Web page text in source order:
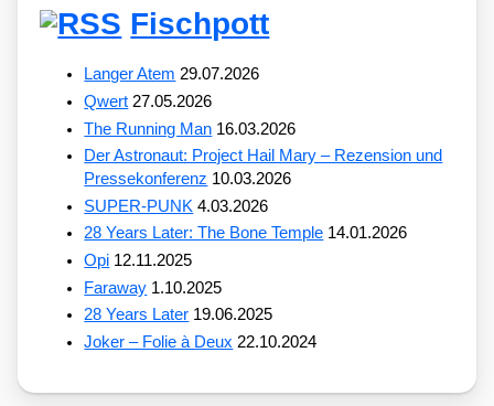
Fischpott
Langer Atem 29.07.2026
Qwert 27.05.2026
The Running Man 16.03.2026
Der Astronaut: Project Hail Mary – Rezension und
Pressekonferenz 10.03.2026
SUPER-PUNK 4.03.2026
28 Years Later: The Bone Temple 14.01.2026
Opi 12.11.2025
Faraway 1.10.2025
28 Years Later 19.06.2025
Joker – Folie à Deux 22.10.2024